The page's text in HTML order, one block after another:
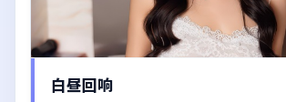
白昼回响